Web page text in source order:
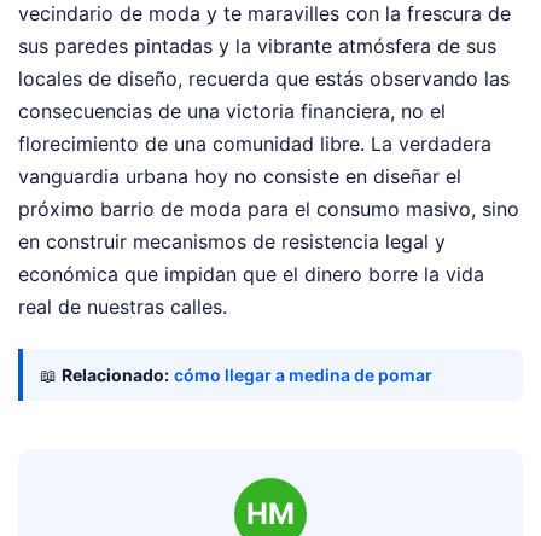
vecindario de moda y te maravilles con la frescura de
sus paredes pintadas y la vibrante atmósfera de sus
locales de diseño, recuerda que estás observando las
consecuencias de una victoria financiera, no el
florecimiento de una comunidad libre. La verdadera
vanguardia urbana hoy no consiste en diseñar el
próximo barrio de moda para el consumo masivo, sino
en construir mecanismos de resistencia legal y
económica que impidan que el dinero borre la vida
real de nuestras calles.
📖 Relacionado: cómo llegar a medina de pomar
HM